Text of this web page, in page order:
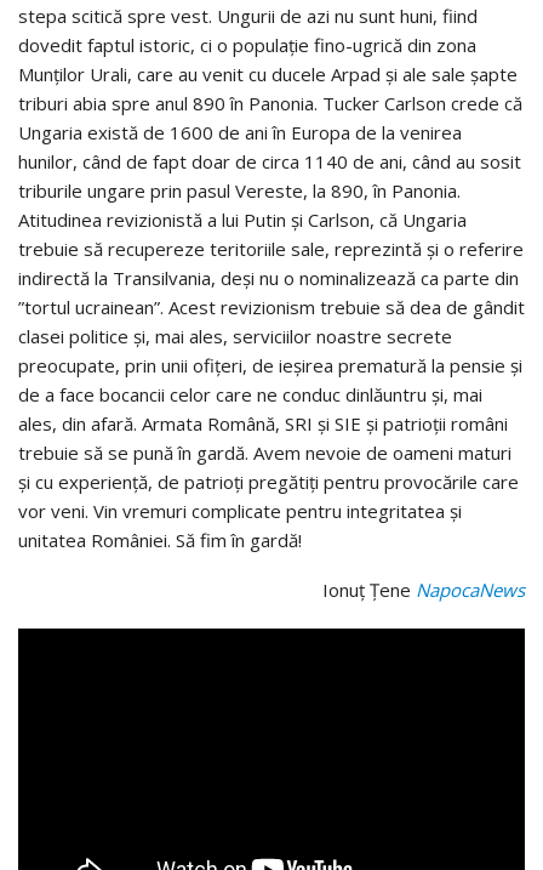
stepa scitică spre vest. Ungurii de azi nu sunt huni, fiind
dovedit faptul istoric, ci o populație fino-ugrică din zona
Munților Urali, care au venit cu ducele Arpad și ale sale șapte
triburi abia spre anul 890 în Panonia. Tucker Carlson crede că
Ungaria există de 1600 de ani în Europa de la venirea
hunilor, când de fapt doar de circa 1140 de ani, când au sosit
triburile ungare prin pasul Vereste, la 890, în Panonia.
Atitudinea revizionistă a lui Putin și Carlson, că Ungaria
trebuie să recupereze teritoriile sale, reprezintă și o referire
indirectă la Transilvania, deși nu o nominalizează ca parte din
”tortul ucrainean”. Acest revizionism trebuie să dea de gândit
clasei politice și, mai ales, serviciilor noastre secrete
preocupate, prin unii ofițeri, de ieșirea prematură la pensie și
de a face bocancii celor care ne conduc dinlăuntru și, mai
ales, din afară. Armata Română, SRI și SIE și patrioții români
trebuie să se pună în gardă. Avem nevoie de oameni maturi
și cu experiență, de patrioți pregătiți pentru provocările care
vor veni. Vin vremuri complicate pentru integritatea și
unitatea României. Să fim în gardă!
Ionuț Țene NapocaNews